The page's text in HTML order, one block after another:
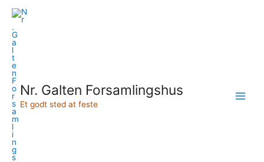
indholdet
Nr. Galten Forsamlingshus
Et godt sted at feste